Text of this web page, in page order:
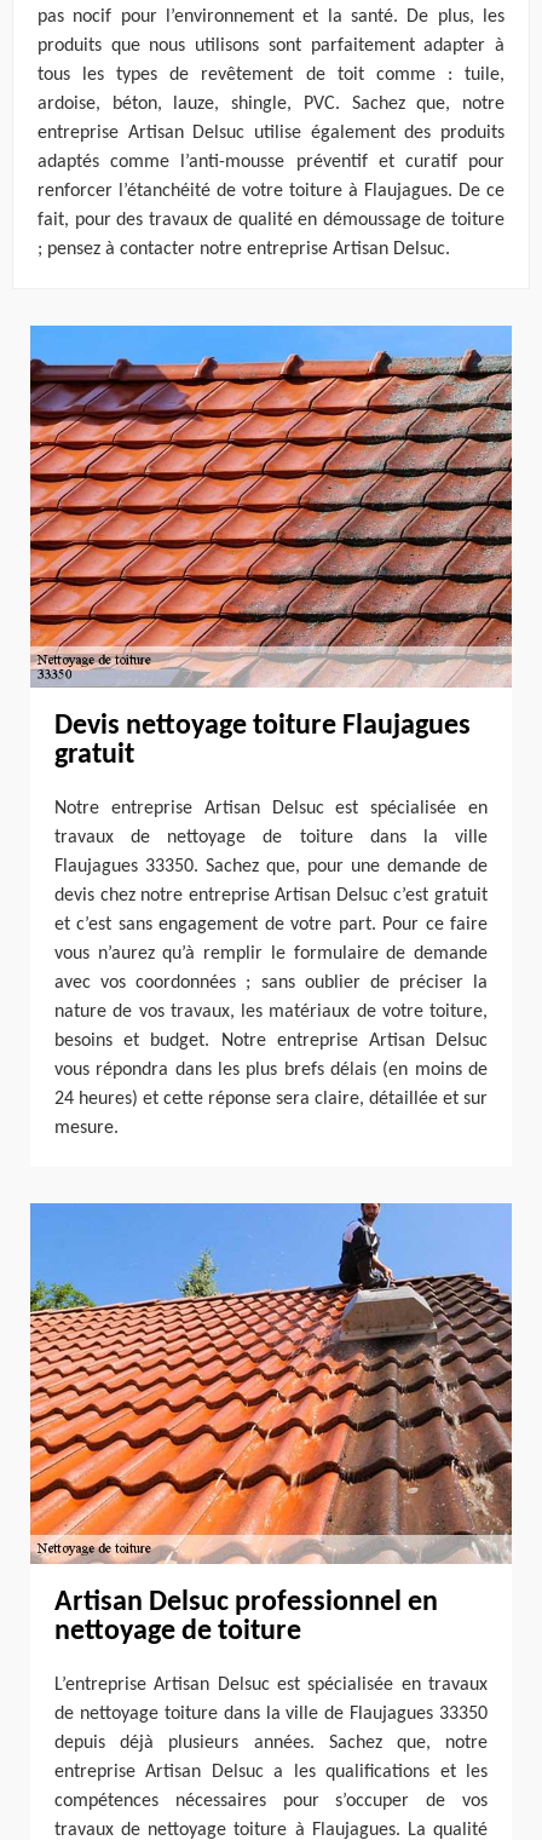
pas nocif pour l’environnement et la santé. De plus, les
produits que nous utilisons sont parfaitement adapter à
tous les types de revêtement de toit comme : tuile,
ardoise, béton, lauze, shingle, PVC. Sachez que, notre
entreprise Artisan Delsuc utilise également des produits
adaptés comme l’anti-mousse préventif et curatif pour
renforcer l’étanchéité de votre toiture à Flaujagues. De ce
fait, pour des travaux de qualité en démoussage de toiture
; pensez à contacter notre entreprise Artisan Delsuc.
Devis nettoyage toiture Flaujagues
gratuit
Notre entreprise Artisan Delsuc est spécialisée en
travaux de nettoyage de toiture dans la ville
Flaujagues 33350. Sachez que, pour une demande de
devis chez notre entreprise Artisan Delsuc c’est gratuit
et c’est sans engagement de votre part. Pour ce faire
vous n’aurez qu’à remplir le formulaire de demande
avec vos coordonnées ; sans oublier de préciser la
nature de vos travaux, les matériaux de votre toiture,
besoins et budget. Notre entreprise Artisan Delsuc
vous répondra dans les plus brefs délais (en moins de
24 heures) et cette réponse sera claire, détaillée et sur
mesure.
Artisan Delsuc professionnel en
nettoyage de toiture
L’entreprise Artisan Delsuc est spécialisée en travaux
de nettoyage toiture dans la ville de Flaujagues 33350
depuis déjà plusieurs années. Sachez que, notre
entreprise Artisan Delsuc a les qualifications et les
compétences nécessaires pour s’occuper de vos
travaux de nettoyage toiture à Flaujagues. La qualité